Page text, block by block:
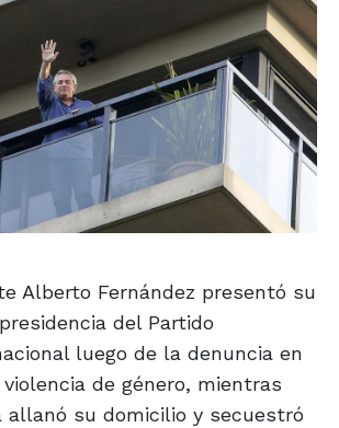
Alberto Fernández presentó su
del Partido
luego de la denuncia en
de género, mientras
allanó su domicilio y secuestró